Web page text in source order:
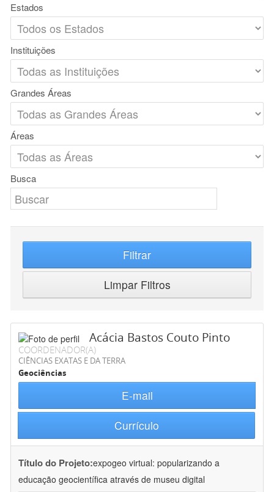
Estados
Instituições
Grandes Áreas
Áreas
Busca
Filtrar
Limpar Filtros
Acácia Bastos Couto Pinto
COORDENADOR(A)
CIÊNCIAS EXATAS E DA TERRA
Geociências
E-mail
Currículo
Título do Projeto:expogeo virtual: popularizando a
educação geocientífica através de museu digital